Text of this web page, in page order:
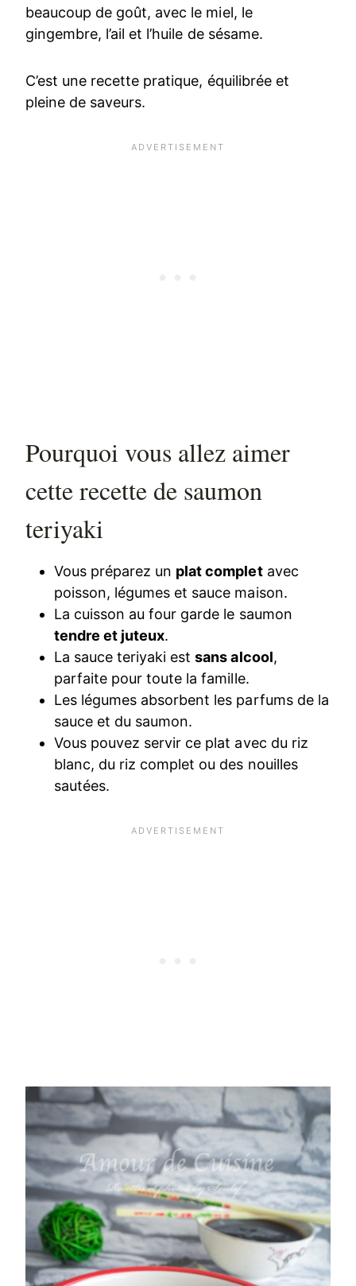
beaucoup de goût, avec le miel, le
gingembre, l’ail et l’huile de sésame.
C’est une recette pratique, équilibrée et
pleine de saveurs.
Pourquoi vous allez aimer
cette recette de saumon
teriyaki
Vous préparez un plat completavec
poisson, légumes et sauce maison.
La cuisson au four garde le saumon
tendre et juteux.
La sauce teriyaki estsans alcool,
parfaite pour toute la famille.
Les légumes absorbent les parfums de la
sauce et du saumon.
Vous pouvez servir ce plat avec du riz
blanc, du riz complet ou des nouilles
sautées.